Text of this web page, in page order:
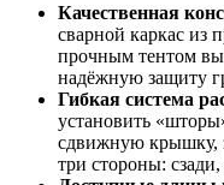
Качественная
сварной каркас из
прочным тентом
надёжную защиту
Гибкая система
установить
сдвижную крышку,
три стороны: сзади,